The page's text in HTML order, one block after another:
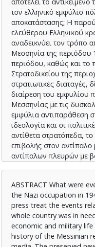
τον ελληνικό εμφύλιο
αποκατάστασης; Η
ελεύθερου Ελληνικού
αναδεικνύει τον τρόπο
Μεσσηνία της περιόδου
περιόδου, καθώς και το
Στρατοδικείου της
στρατιωτικές διαταγές,
διαίρεση του εμφυλίου
Μεσσηνίας με τις
εμφύλια αντιπαράθεση
ιδεολογία και οι
αντίθετα στρατόπεδα,
επιβολής στον αντίπαλο
αντίπαλων πλευρών με
ABSTRACT What were
the Nazi occupation in
press treat the events
whole country was in
economic and military
history of the Messinian